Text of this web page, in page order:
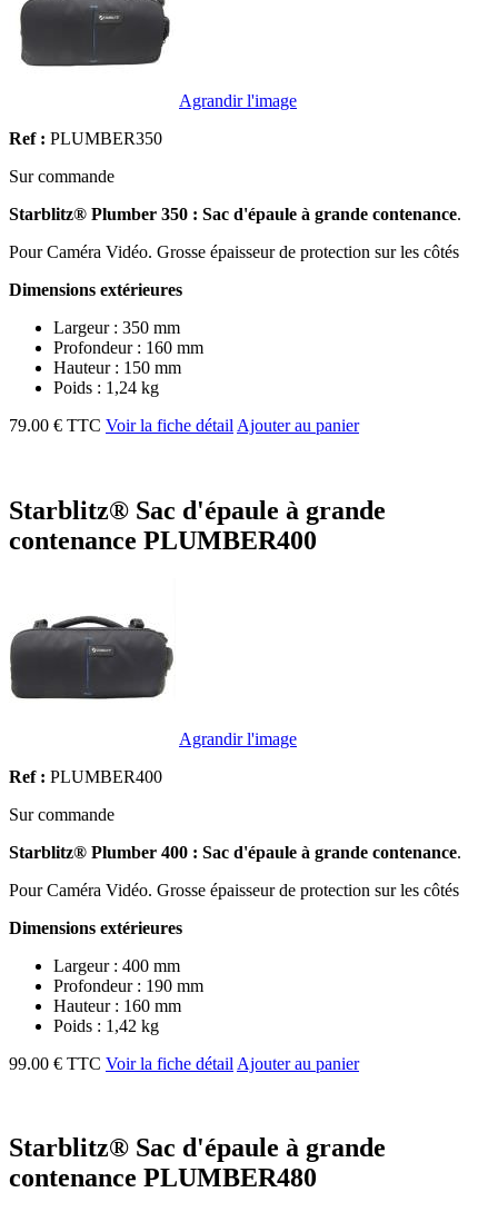
Agrandir l'image
Ref : PLUMBER350
Sur commande
Starblitz® Plumber 350 : Sac d'épaule à grande contenance.
Pour Caméra Vidéo. Grosse épaisseur de protection sur les côtés
Dimensions extérieures
Largeur : 350 mm
Profondeur : 160 mm
Hauteur : 150 mm
Poids : 1,24 kg
79.00 € TTC Voir la fiche détail Ajouter au panier
Starblitz® Sac d'épaule à grande
contenance PLUMBER400
Agrandir l'image
Ref : PLUMBER400
Sur commande
Starblitz® Plumber 400 : Sac d'épaule à grande contenance.
Pour Caméra Vidéo. Grosse épaisseur de protection sur les côtés
Dimensions extérieures
Largeur : 400 mm
Profondeur : 190 mm
Hauteur : 160 mm
Poids : 1,42 kg
99.00 € TTC Voir la fiche détail Ajouter au panier
Starblitz® Sac d'épaule à grande
contenance PLUMBER480